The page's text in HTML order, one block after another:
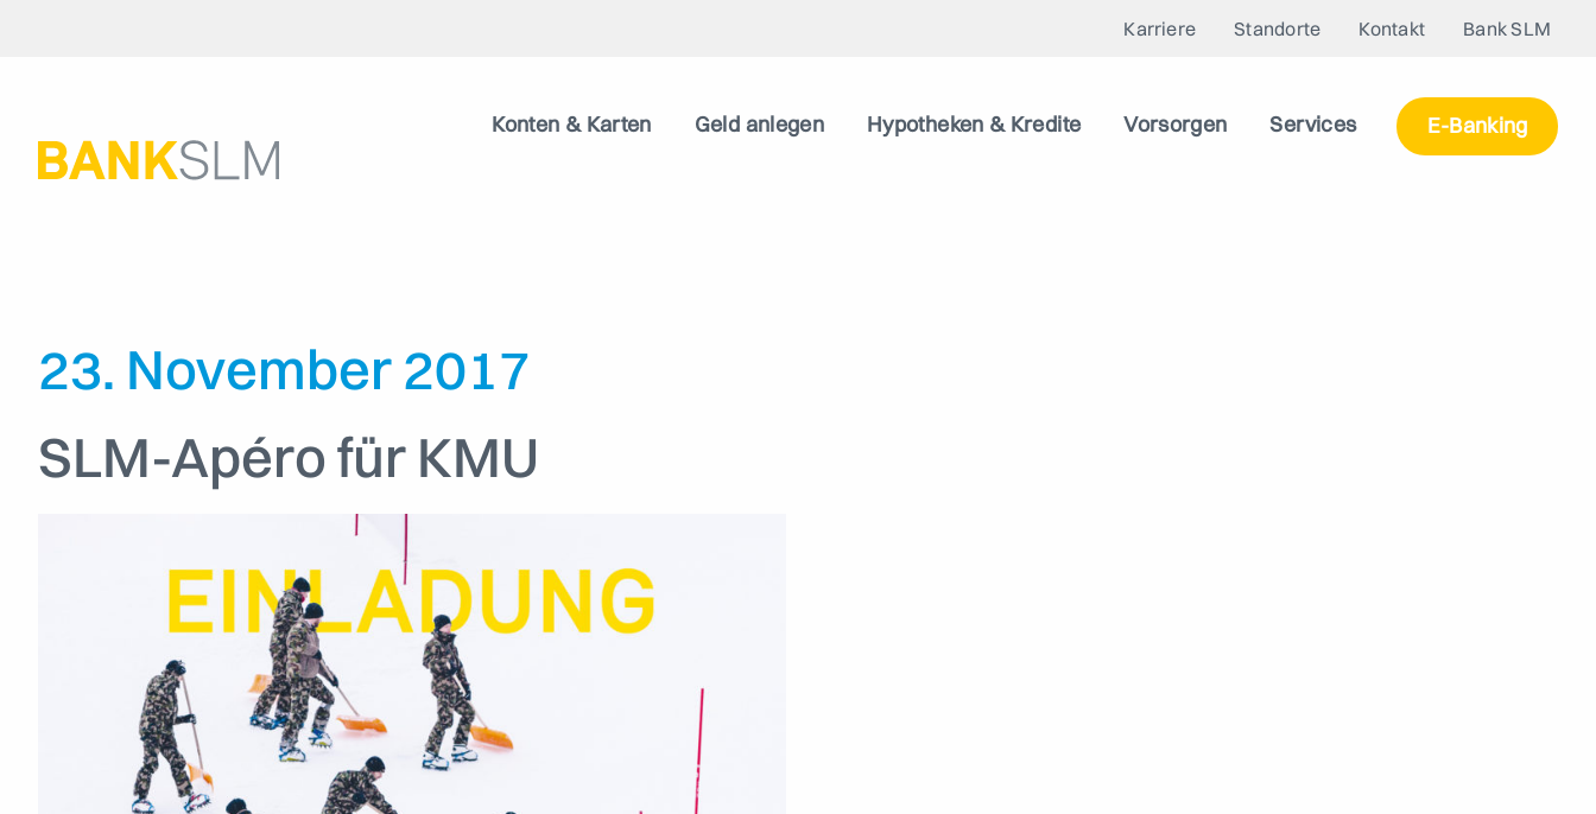
Karriere Standorte Kontakt Bank SLM
Konten & Karten Geld anlegen Hypotheken & Kredite Vorsorgen Services E-Banking
23. November 2017
SLM-Apéro für KMU